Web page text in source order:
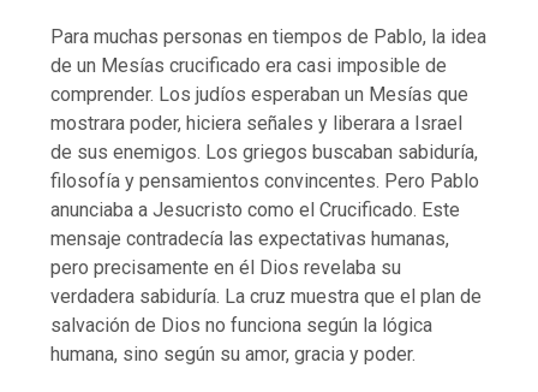
Para muchas personas en tiempos de Pablo, la idea
de un Mesías crucificado era casi imposible de
comprender. Los judíos esperaban un Mesías que
mostrara poder, hiciera señales y liberara a Israel
de sus enemigos. Los griegos buscaban sabiduría,
filosofía y pensamientos convincentes. Pero Pablo
anunciaba a Jesucristo como el Crucificado. Este
mensaje contradecía las expectativas humanas,
pero precisamente en él Dios revelaba su
verdadera sabiduría. La cruz muestra que el plan de
salvación de Dios no funciona según la lógica
humana, sino según su amor, gracia y poder.